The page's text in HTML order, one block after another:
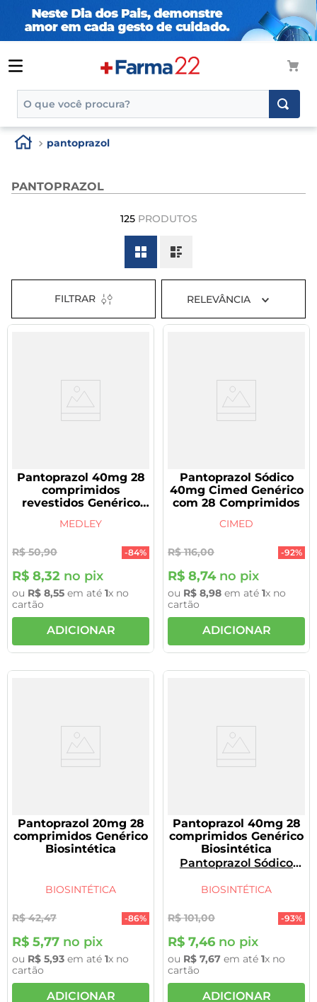
TERMOS MAIS BUSCADOS
2 º
rosuvastatina 20mg
6º
rosuvastatina
dipirona
8º
tadalafila 5mg
rivaroxabana 20mg
pantoprazol
PANTOPRAZOL
125 PRODUTOS
FILTRAR RELEVÂNCIA
Pantoprazol 40mg 28
comprimidos
revestidos Genérico
MEDLEY
R$ 50,90 -84%
R$ 8,32 no pix
ou R$ 8,55 em até 1x no
cartão
ADICIONAR
Pantoprazol Sódico
40mg Cimed Genérico
com 28 Comprimidos
CIMED
R$ 116,00 -92%
R$ 8,74no pix
ou R$ 8,98 em até 1x no
cartão
ADICIONAR
Pantoprazol 20mg 28
comprimidos Genérico
Biosintética
BIOSINTÉTICA
R$ 42,47 -86%
R$ 5,77 no pix
ou R$ 5,93 em até 1x no
cartão
ADICIONAR
Pantoprazol 40mg 28
comprimidos Genérico
Biosintética
Pantoprazol Sódico
BIOSINTÉTICA
R$ 101,00 -93%
R$ 7,46 no pix
ou R$ 7,67 em até 1x no
cartão
ADICIONAR